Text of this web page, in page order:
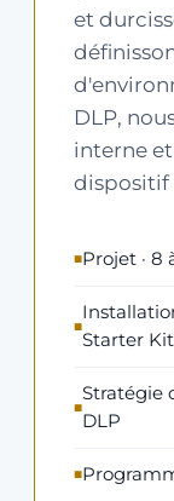
et
DLP,
interne
dispositif
Projet · 8
Starter Kit
Stratégie
DLP